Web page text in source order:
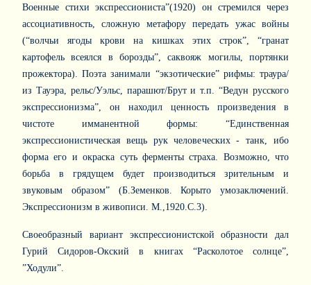
Военные стихи экспрессиониста”(1920) он стремился через
ассоциативность, сложную метафору передать ужас войны
(“волчьи ягоды крови на кишках этих строк”, “гранат
картофель всеялся в борозды”, саквояж могилы, портянки
прожектора). Поэта занимали “экзотические” рифмы: траура/
из Тауэра, рельс/Уэльс, парашют/Брут и т.п. “Ведун русского
экспрессионизма”, он находил ценность произведения в
чистоте имманентной формы: “Единственная
экспрессионистическая вещь рук человеческих - танк, ибо
форма его и окраска суть ферменты страха. Возможно, что
борьба в грядущем будет производиться зрительным и
звуковым образом” (Б.Земенков. Корыто умозаключений.
Экспрессионизм в живописи. М.,1920.С.3).
Своеобразный вариант экспрессионистской образности дал
Гурий Сидоров-Окский в книгах “Расколотое солнце”,
”Ходули”.